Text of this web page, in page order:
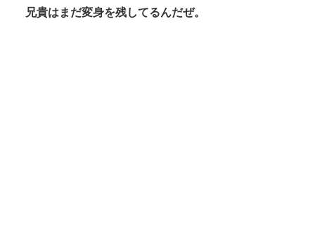
兄貴はまだ変身を残してるんだぜ。